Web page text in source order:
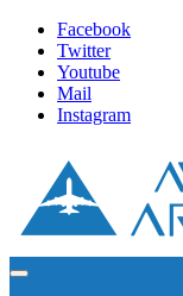
Facebook
Twitter
Youtube
Mail
Instagram